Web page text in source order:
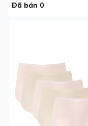
Đã bán 0